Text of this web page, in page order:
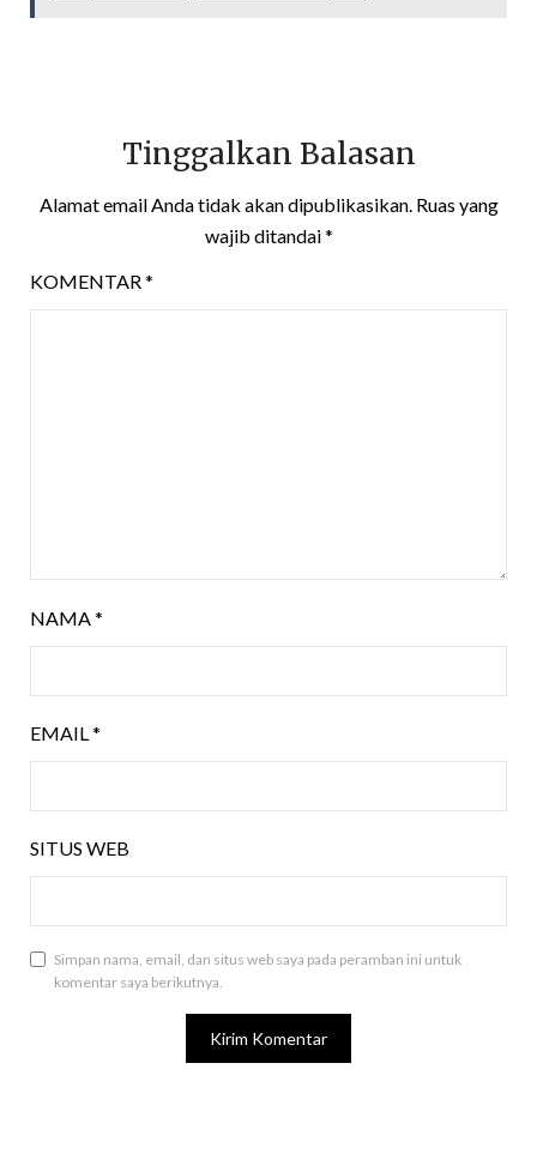
Tinggalkan Balasan
Alamat email Anda tidak akan dipublikasikan. Ruas yang
wajib ditandai*
KOMENTAR*
NAMA*
EMAIL*
SITUS WEB
Simpan nama, email, dan situs web saya pada peramban ini untuk
komentar saya berikutnya.